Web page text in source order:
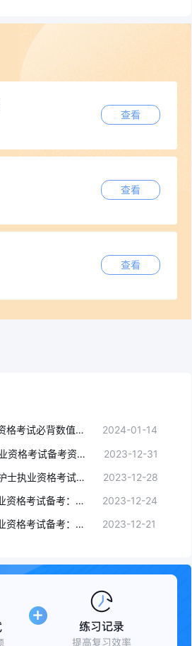
查看
查看
查看
2024护士执业资格考试必背数值考点（二）
2024-01-14
2024年护士执业资格考试备考资料：12条常考必背口诀！
2023-12-31
必看！2024年护士执业资格考试难度分析及易错点总结！
2023-12-28
2024年护士执业资格考试备考：外科知识点速记
2023-12-24
2024年护士执业资格考试备考：儿科护理重点考点 2023-12-21